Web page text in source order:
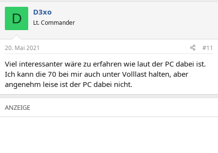
D D3xo
Lt. Commander
20. Mai 2021 #11
Viel interessanter wäre zu erfahren wie laut der PC dabei ist.
Ich kann die 70 bei mir auch unter Volllast halten, aber
angenehm leise ist der PC dabei nicht.